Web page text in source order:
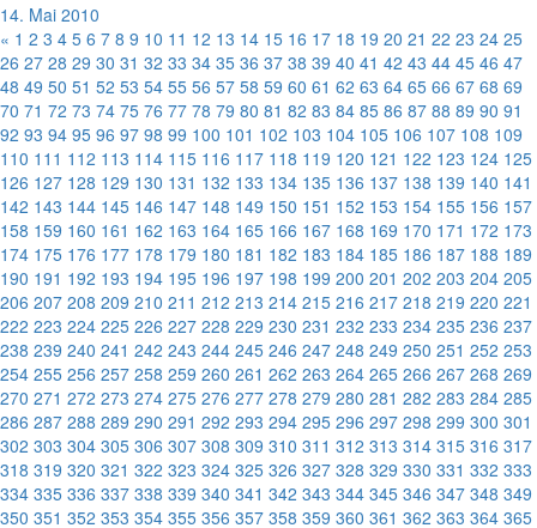
14. Mai 2010
« 1 2 3 4 5 6 7 8 9 10 11 12 13 14 15 16 17 18 19 20 21 22 23 24 25
26 27 28 29 30 31 32 33 34 35 36 37 38 39 40 41 42 43 44 45 46 47
48 49 50 51 52 53 54 55 56 57 58 59 60 61 62 63 64 65 66 67 68 69
70 71 72 73 74 75 76 77 78 79 80 81 82 83 84 85 86 87 88 89 90 91
92 93 94 95 96 97 98 99 100 101 102 103 104 105 106 107 108 109
110 111 112 113 114 115 116 117 118 119 120 121 122 123 124 125
126 127 128 129 130 131 132 133 134 135 136 137 138 139 140 141
142 143 144 145 146 147 148 149 150 151 152 153 154 155 156 157
158 159 160 161 162 163 164 165 166 167 168 169 170 171 172 173
174 175 176 177 178 179 180 181 182 183 184 185 186 187 188 189
190 191 192 193 194 195 196 197 198 199 200 201 202 203 204 205
206 207 208 209 210 211 212 213 214 215 216 217 218 219 220 221
222 223 224 225 226 227 228 229 230 231 232 233 234 235 236 237
238 239 240 241 242 243 244 245 246 247 248 249 250 251 252 253
254 255 256 257 258 259 260 261 262 263 264 265 266 267 268 269
270 271 272 273 274 275 276 277 278 279 280 281 282 283 284 285
286 287 288 289 290 291 292 293 294 295 296 297 298 299 300 301
302 303 304 305 306 307 308 309 310 311 312 313 314 315 316 317
318 319 320 321 322 323 324 325 326 327 328 329 330 331 332 333
334 335 336 337 338 339 340 341 342 343 344 345 346 347 348 349
350 351 352 353 354 355 356 357 358 359 360 361 362 363 364 365